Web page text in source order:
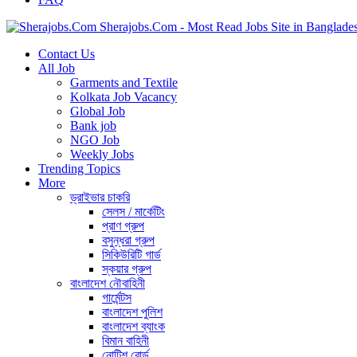
Sherajobs.Com - Most Read Jobs Site in
Contact Us
All Job
Garments and Textile
Kolkata Job Vacancy
Global Job
Bank job
NGO Job
Weekly Jobs
Trending Topics
More
ড্রাইভার চাকরি
সেলস / মার্কেটিং
প্রাণ গ্রুপ
বসুন্ধরা গ্রুপ
সিকিউরিটি গার্ড
স্কয়ার গ্রুপ
বাংলাদেশ নৌবাহিনী
গার্মেন্টস
বাংলাদেশ পুলিশ
বাংলাদেশ ব্যাংক
বিমান বাহিনী